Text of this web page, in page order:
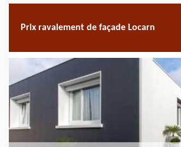
Prix ravalement de façade Locarn